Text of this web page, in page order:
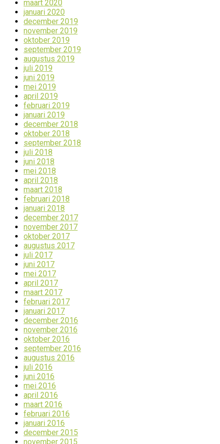
maart 2020
januari 2020
december 2019
november 2019
oktober 2019
september 2019
augustus 2019
juli 2019
juni 2019
mei 2019
april 2019
februari 2019
januari 2019
december 2018
oktober 2018
september 2018
juli 2018
juni 2018
mei 2018
april 2018
maart 2018
februari 2018
januari 2018
december 2017
november 2017
oktober 2017
augustus 2017
juli 2017
juni 2017
mei 2017
april 2017
maart 2017
februari 2017
januari 2017
december 2016
november 2016
oktober 2016
september 2016
augustus 2016
juli 2016
juni 2016
mei 2016
april 2016
maart 2016
februari 2016
januari 2016
december 2015
november 2015